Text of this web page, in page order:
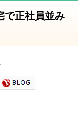
で正社員並み